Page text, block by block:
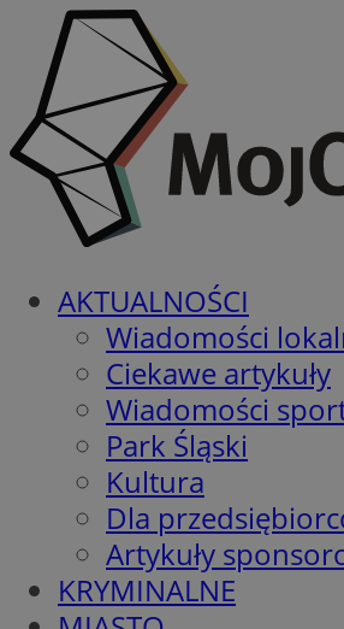
AKTUALNOŚCI
Wiadomości
Ciekawe artykuły
Wiadomości
Park Śląski
Kultura
Dla
Artykuły
KRYMINALNE